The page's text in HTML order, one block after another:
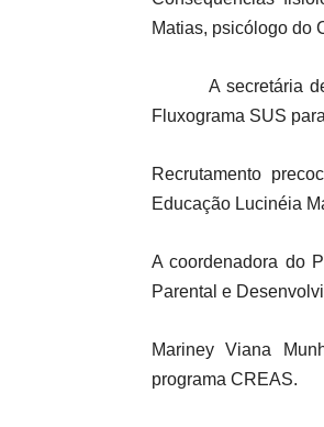
Matias, psicólogo do
A secretária de
Fluxograma SUS
Recrutamento
Educação Lucinéia
A coordenadora do
Parental e
Mariney Viana
programa CREAS.